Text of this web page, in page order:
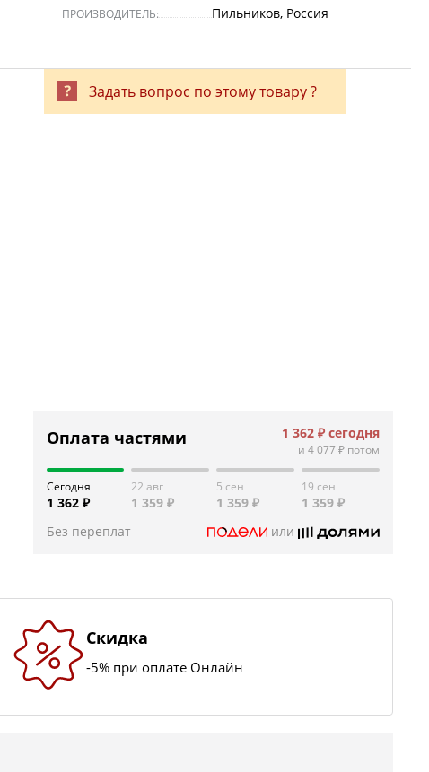
ПРОИЗВОДИТЕЛЬ: Пильников, Россия
Задать вопрос по этому товару ?
Оплата частями 1 362 ₽сегодня
и 4 077 ₽потом
Сегодня
1 362 ₽
22 авг
1 359 ₽
5 сен
1 359 ₽
19 сен
1 359 ₽
Без переплат
или
Скидка
-5% при оплате Онлайн